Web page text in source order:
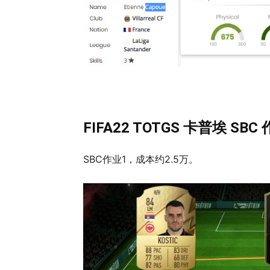
FIFA22 TOTGS 卡普埃 SBC
SBC作业1，成本约2.5万。